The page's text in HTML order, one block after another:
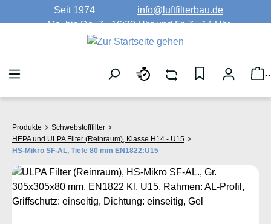
Zum Hauptinhalt springen
Seit 1974
info@luftfilterbau.de
Mo. bis Do. 7 - 16:30 Uhr und Fr. 7 - 14 Uhr
Produkte
Schwebstofffilter
HEPA und ULPA Filter (Reinraum), Klasse H14 - U15
HS-Mikro SF-AL, Tiefe 80 mm EN1822:U15
Bildergalerie überspringen